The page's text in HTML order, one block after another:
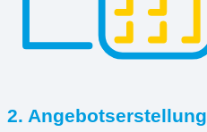
2. Angebotserstellung